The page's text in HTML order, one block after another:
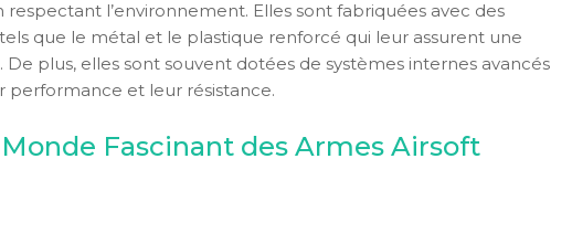
l’environnement. Elles sont fabriquées avec des
que le métal et le plastique renforcé qui leur assurent une
De plus, elles sont souvent dotées de systèmes internes avancés
performance et leur résistance.
Fascinant des Armes Airsoft